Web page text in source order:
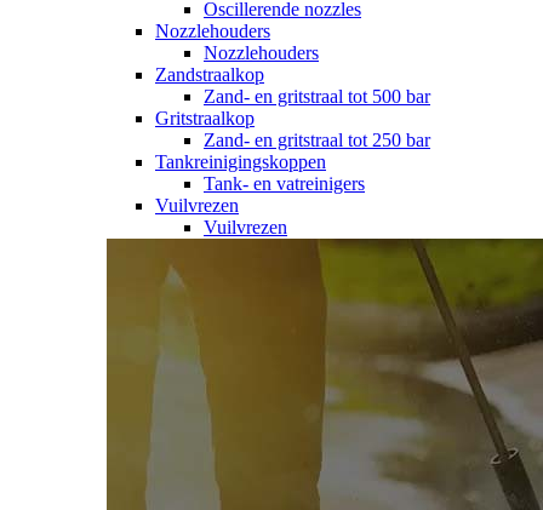
Oscillerende nozzles
Nozzlehouders
Nozzlehouders
Zandstraalkop
Zand- en gritstraal tot 500 bar
Gritstraalkop
Zand- en gritstraal tot 250 bar
Tankreinigingskoppen
Tank- en vatreinigers
Vuilvrezen
Vuilvrezen